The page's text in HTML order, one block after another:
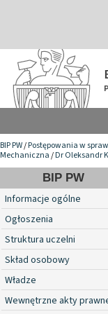
BIP PW/Postępowania w
Mechaniczna/Dr Oleksandr
BIP PW
Informacje ogólne
Ogłoszenia
Struktura uczelni
Skład osobowy
Władze
Wewnętrzne akty